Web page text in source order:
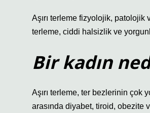
Aşırı terleme fizyolojik, patolojik
terleme, ciddi halsizlik ve
Bir kadın
Aşırı terleme, ter bezlerinin çok
arasında diyabet, tiroid, obezite